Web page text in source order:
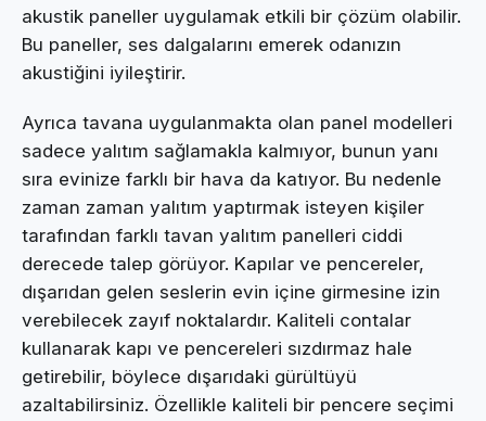
akustik paneller uygulamak etkili bir çözüm olabilir.
Bu paneller, ses dalgalarını emerek odanızın
akustiğini iyileştirir.
Ayrıca tavana uygulanmakta olan panel modelleri
sadece yalıtım sağlamakla kalmıyor, bunun yanı
sıra evinize farklı bir hava da katıyor. Bu nedenle
zaman zaman yalıtım yaptırmak isteyen kişiler
tarafından farklı tavan yalıtım panelleri ciddi
derecede talep görüyor. Kapılar ve pencereler,
dışarıdan gelen seslerin evin içine girmesine izin
verebilecek zayıf noktalardır. Kaliteli contalar
kullanarak kapı ve pencereleri sızdırmaz hale
getirebilir, böylece dışarıdaki gürültüyü
azaltabilirsiniz. Özellikle kaliteli bir pencere seçimi